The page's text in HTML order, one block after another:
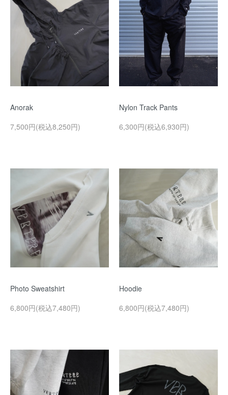
Anorak
7,500円(税込8,250円)
Nylon Track Pants
6,300円(税込6,930円)
Photo Sweatshirt
6,800円(税込7,480円)
Hoodie
6,800円(税込7,480円)